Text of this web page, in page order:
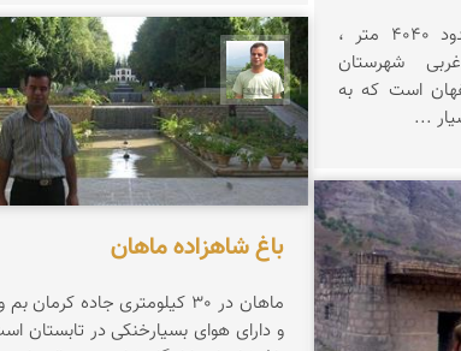
قله شاهان کوه با ارتفاع حدود 4040 متر ،
شهرستان
است که به
...
مجید حیدری
باغ شاهزاده ماهان
ماهان در 30 كیلومتری جاده
و دارای هوای بسیارخنكی در تابستان